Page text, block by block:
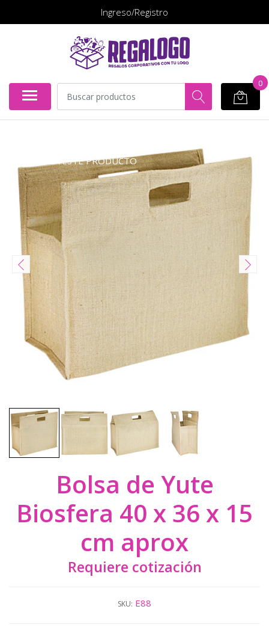
Ingreso/Registro
0
COTIZA ESTE PRODUCTO
Bolsa de Yute
Biosfera 40 x 36 x 15
cm aprox
Requiere cotización
SKU: E88